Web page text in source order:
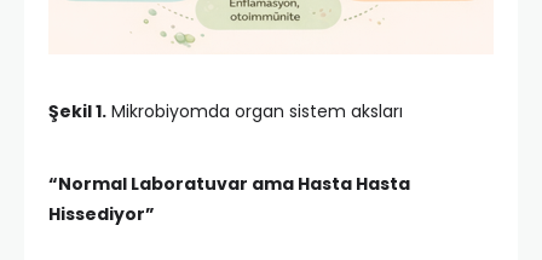
Şekil 1. Mikrobiyomda organ sistem aksları
“Normal Laboratuvar ama Hasta Hasta
Hissediyor”